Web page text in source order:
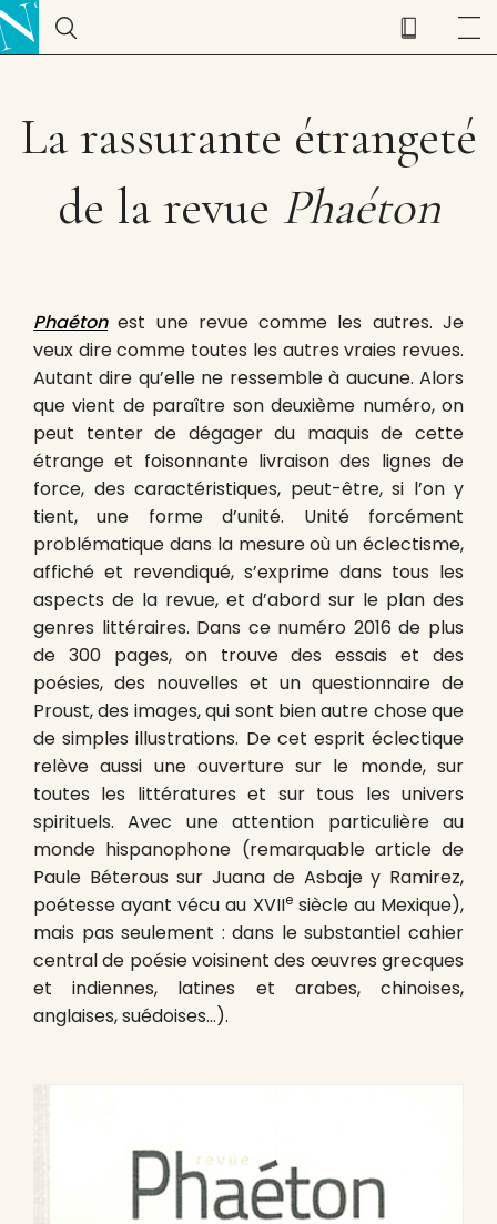
La rassurante étrangeté
de la revue Phaéton
Phaétonest une revue comme les autres. Je
veux dire comme toutes les autres vraies revues.
Autant dire qu’elle ne ressemble à aucune. Alors
que vient de paraître son deuxième numéro, on
peut tenter de dégager du maquis de cette
étrange et foisonnante livraison des lignes de
force, des caractéristiques, peut-être, si l’on y
tient, une forme d’unité. Unité forcément
problématique dans la mesure où un éclectisme,
affiché et revendiqué, s’exprime dans tous les
aspects de la revue, et d’abord sur le plan des
genres littéraires. Dans ce numéro 2016 de plus
de 300 pages, on trouve des essais et des
poésies, des nouvelles et un questionnaire de
Proust, des images, qui sont bien autre chose que
de simples illustrations. De cet esprit éclectique
relève aussi une ouverture sur le monde, sur
toutes les littératures et sur tous les univers
spirituels. Avec une attention particulière au
monde hispanophone (remarquable article de
Paule Béterous sur Juana de Asbaje y Ramirez,
poétesse ayant vécu au XVIIesiècle au Mexique),
mais pas seulement : dans le substantiel cahier
central de poésie voisinent des œuvres grecques
et indiennes, latines et arabes, chinoises,
anglaises, suédoises…).